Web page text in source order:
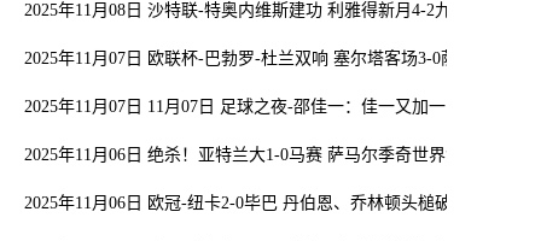
2025年11月08日 沙特联-特奥内维斯建功 利雅得新月4-2九人纳杰马体
2025年11月07日 欧联杯-巴勃罗-杜兰双响 塞尔塔客场3-0萨格勒布迪
2025年11月07日 11月07日 足球之夜-邵佳一：佳一又加一
2025年11月06日 绝杀！亚特兰大1-0马赛 萨马尔季奇世界波绝杀德凯
2025年11月06日 欧冠-纽卡2-0毕巴 丹伯恩、乔林顿头槌破门特里皮